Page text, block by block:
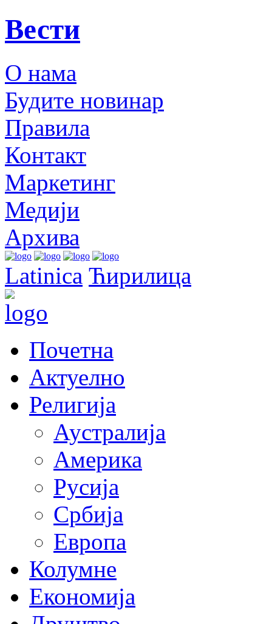
Вести
О нама
Будите новинар
Правила
Контакт
Маркетинг
Медији
Архива
Latinica Ћирилица
Почетна
Актуелно
Религија
Аустралија
Америка
Русија
Србија
Европа
Колумне
Економија